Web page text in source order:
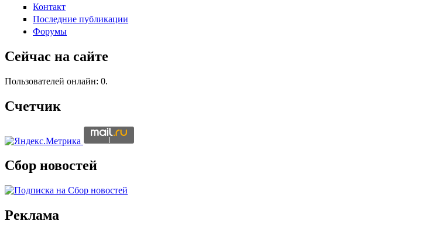
Контакт
Последние публикации
Форумы
Сейчас на сайте
Пользователей онлайн: 0.
Счетчик
Сбор новостей
Реклама